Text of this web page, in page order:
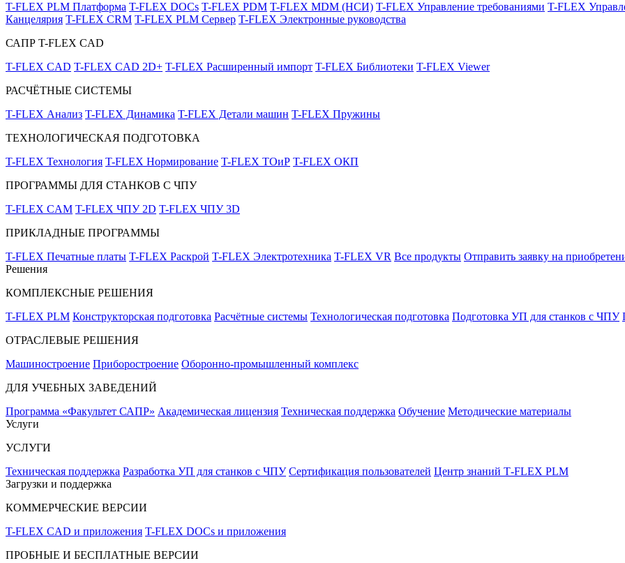
T-FLEX PLM Платформа T-FLEX DOCs T-FLEX PDM T-FLEX MDM (НСИ) T-FLEX Управление требованиями T-FLEX
Канцелярия T-FLEX CRM T-FLEX PLM Сервер T-FLEX Электронные руководства
САПР T-FLEX CAD
T-FLEX CAD T-FLEX CAD 2D+ T-FLEX Расширенный импорт T-FLEX Библиотеки T-FLEX Viewer
РАСЧЁТНЫЕ СИСТЕМЫ
T-FLEX Анализ T-FLEX Динамика T-FLEX Детали машин T-FLEX Пружины
ТЕХНОЛОГИЧЕСКАЯ ПОДГОТОВКА
T-FLEX Технология T-FLEX Нормирование T-FLEX ТОиР T-FLEX ОКП
ПРОГРАММЫ ДЛЯ СТАНКОВ С ЧПУ
T-FLEX CAM T-FLEX ЧПУ 2D T-FLEX ЧПУ 3D
ПРИКЛАДНЫЕ ПРОГРАММЫ
T-FLEX Печатные платы T-FLEX Раскрой T-FLEX Электротехника T-FLEX VR Все продукты Отправить заявку на
Решения
КОМПЛЕКСНЫЕ РЕШЕНИЯ
T-FLEX PLM Конструкторская подготовка Расчётные системы Технологическая подготовка Подготовка УП для станков с ЧПУ
ОТРАСЛЕВЫЕ РЕШЕНИЯ
Машиностроение Приборостроение Оборонно-промышленный комплекс
ДЛЯ УЧЕБНЫХ ЗАВЕДЕНИЙ
Программа «Факультет САПР» Академическая лицензия Техническая поддержка Обучение Методические материалы
Услуги
УСЛУГИ
Техническая поддержка Разработка УП для станков с ЧПУ Сертификация пользователей Центр знаний T‑FLEX PLM
Загрузки и поддержка
КОММЕРЧЕСКИЕ ВЕРСИИ
T-FLEX CAD и приложения T-FLEX DOCs и приложения
ПРОБНЫЕ И БЕСПЛАТНЫЕ ВЕРСИИ